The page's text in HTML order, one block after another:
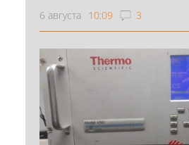
6 августа 10:09 3